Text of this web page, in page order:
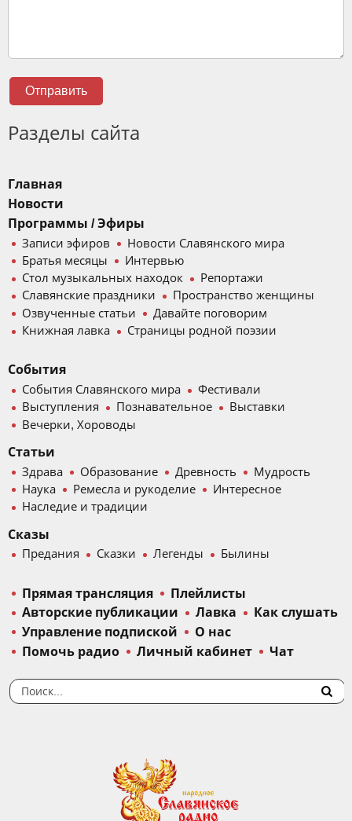
Отправить
Разделы сайта
Главная
Новости
Программы / Эфиры
Записи эфиров
Новости Славянского мира
Братья месяцы
Интервью
Стол музыкальных находок
Репортажи
Славянские праздники
Пространство женщины
Озвученные статьи
Давайте поговорим
Книжная лавка
Страницы родной поэзии
События
События Славянского мира
Фестивали
Выступления
Познавательное
Выставки
Вечерки, Хороводы
Статьи
Здрава Образование Древность
Мудрость
Наука
Ремесла и рукоделие
Интересное
Наследие и традиции
Сказы
Предания Сказки Легенды Былины
Прямая трансляция
Плейлисты
Авторские публикации
Лавка
Как слушать
Управление подпиской
О нас
Помочь радио
Личный кабинет Чат